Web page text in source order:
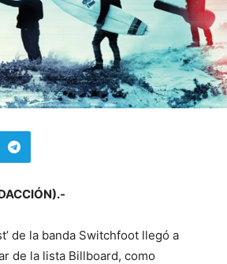
de la banda Switchfoot llegó a
de la lista Billboard, como